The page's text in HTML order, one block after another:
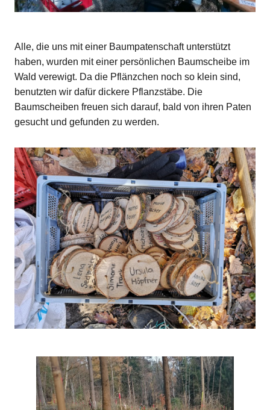
Alle, die uns mit einer Baumpatenschaft unterstützt
haben, wurden mit einer persönlichen Baumscheibe im
Wald verewigt. Da die Pflänzchen noch so klein sind,
benutzten wir dafür dickere Pflanzstäbe. Die
Baumscheiben freuen sich darauf, bald von ihren Paten
gesucht und gefunden zu werden.